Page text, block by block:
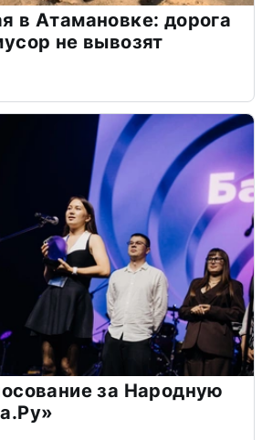
в Атамановке: дорога
не вывозят
за Народную